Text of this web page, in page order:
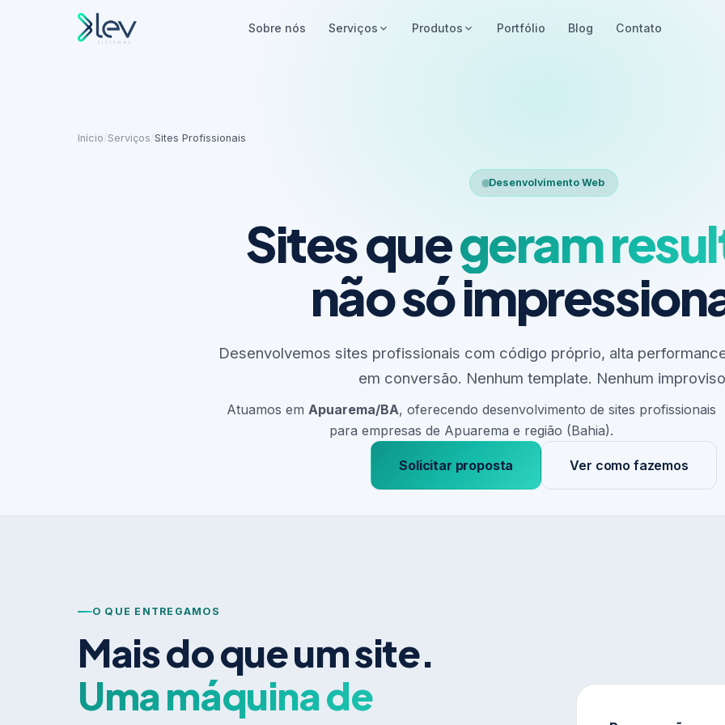
Sobre nós Serviços Produtos Portfólio Blog Contato
Início Serviços Sites Profissionais
Desenvolvimento Web
Sites quegeram
não só
Desenvolvemos sites profissionais com código próprio, alta
em conversão. Nenhum template. Nenhum
Atuamos em Apuarema/BA, oferecendo desenvolvimento de sites profissionais
para empresas de Apuarema e região (Bahia).
Solicitar proposta Ver como fazemos
O QUE ENTREGAMOS
Mais do que um site.
Uma máquina de